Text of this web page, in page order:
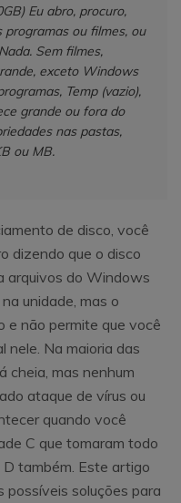
Eu abro, procuro,
programas ou filmes, ou
Sem filmes,
exceto Windows
Temp (vazio),
grande ou fora do
nas pastas,
ou MB.
de disco, você
dizendo que o disco
arquivos do Windows
unidade, mas o
e não permite que você
nele. Na maioria das
cheia, mas nenhum
ataque de vírus ou
quando você
C que tomaram todo
também. Este artigo
possíveis soluções para